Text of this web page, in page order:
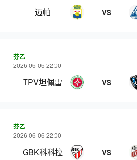
迈帕 VS
芬乙
2026-06-06 22:00
TPV坦佩雷 VS
芬乙
2026-06-06 22:00
GBK科科拉 VS